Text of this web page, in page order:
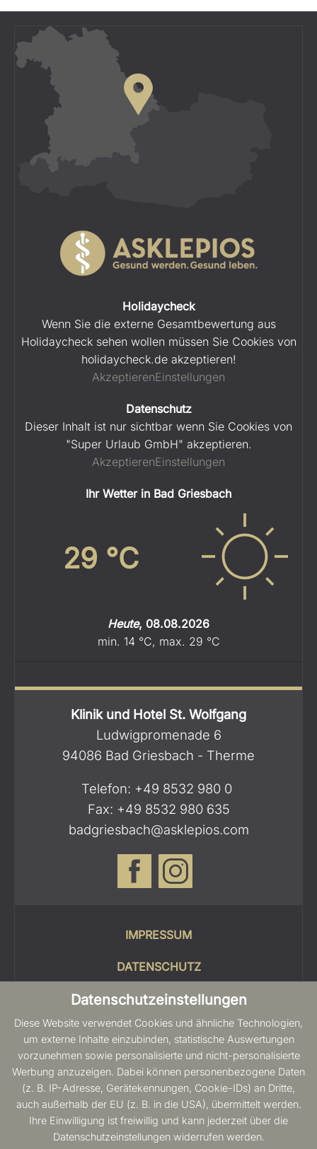
Datenschutzeinstellungen
Diese Website verwendet Cookies und ähnliche Technologien,
um externe Inhalte einzubinden, statistische Auswertungen
vorzunehmen sowie personalisierte und nicht-personalisierte
Werbung anzuzeigen. Dabei können personenbezogene Daten
(z. B. IP-Adresse, Gerätekennungen, Cookie-IDs) an Dritte,
auch außerhalb der EU (z. B. in die USA), übermittelt werden.
Ihre Einwilligung ist freiwillig und kann jederzeit über die
Datenschutzeinstellungen widerrufen werden.
Holidaycheck
Wenn Sie die externe Gesamtbewertung aus
Holidaycheck sehen wollen müssen Sie Cookies von
holidaycheck.de akzeptieren!
AkzeptierenEinstellungen
Datenschutz
Dieser Inhalt ist nur sichtbar wenn Sie Cookies von
"Super Urlaub GmbH" akzeptieren.
AkzeptierenEinstellungen
Ihr Wetter in Bad Griesbach
29 °C
Heute, 08.08.2026
min. 14 °C, max. 29 °C
Klinik und Hotel St. Wolfgang
Ludwigpromenade 6
94086 Bad Griesbach - Therme
Telefon: +49 8532 980 0
Fax: +49 8532 980 635
badgriesbach@asklepios.com
IMPRESSUM
DATENSCHUTZ
COOKIES
SITEMAP
BARRIEREFREIHEIT